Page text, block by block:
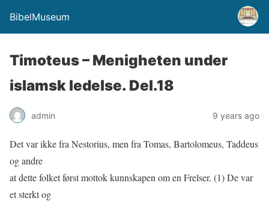
BibelMuseum
Timoteus – Menigheten under
islamsk ledelse. Del.18
admin 9 years ago
Det var ikke fra Nestorius, men fra Tomas, Bartolomeus, Taddeus
og andre
at dette folket først mottok kunnskapen om en Frelser. (1) De var
et sterkt og